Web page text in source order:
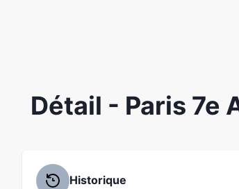
Détail - Paris 7e
Historique